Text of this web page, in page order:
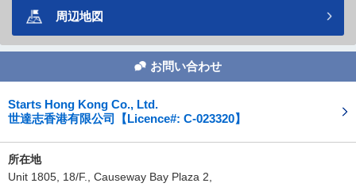
周辺地図
お問い合わせ
Starts Hong Kong Co., Ltd.
世達志香港有限公司【Licence#: C-023320】
所在地
Unit 1805, 18/F., Causeway Bay Plaza 2,